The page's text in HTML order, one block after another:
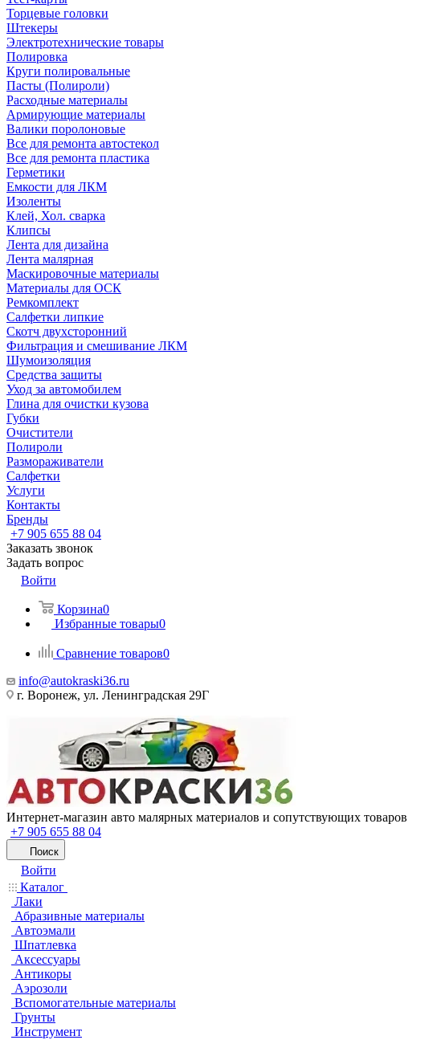
Торцевые головки
Штекеры
Электротехнические товары
Полировка
Круги полировальные
Пасты (Полироли)
Расходные материалы
Армирующие материалы
Валики поролоновые
Все для ремонта автостекол
Все для ремонта пластика
Герметики
Емкости для ЛКМ
Изоленты
Клей, Хол. сварка
Клипсы
Лента для дизайна
Лента малярная
Маскировочные материалы
Материалы для ОСК
Ремкомплект
Салфетки липкие
Скотч двухсторонний
Фильтрация и смешивание ЛКМ
Шумоизоляция
Средства защиты
Уход за автомобилем
Глина для очистки кузова
Губки
Очистители
Полироли
Размораживатели
Салфетки
Услуги
Контакты
Бренды
+7 905 655 88 04
Заказать звонок
Задать вопрос
Войти
Корзина0
Избранные товары0
Сравнение товаров0
info@autokraski36.ru
г. Воронеж, ул. Ленинградская 29Г
Интернет-магазин авто малярных материалов и сопутствующих товаров
+7 905 655 88 04
Поиск
Войти
Каталог
Лаки
Абразивные материалы
Автоэмали
Шпатлевка
Аксессуары
Антикоры
Аэрозоли
Вспомогательные материалы
Грунты
Инструмент